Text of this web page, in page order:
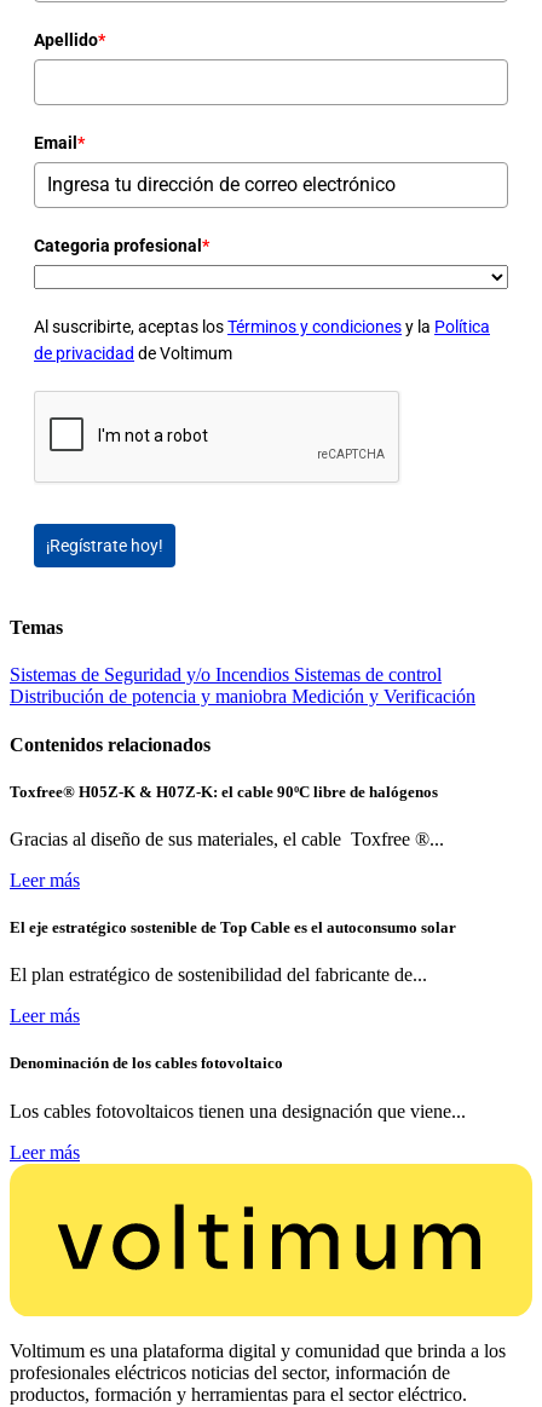
Apellido*
Email *
Categoria profesional *
Al suscribirte, aceptas losTérminos y condicionesy la Política
de privacidad de Voltimum
¡Regístrate hoy!
Temas
Sistemas de Seguridad y/o Incendios Sistemas de control
Distribución de potencia y maniobra Medición y Verificación
Contenidos relacionados
Toxfree® H05Z-K & H07Z-K: el cable 90ºC libre de halógenos
Gracias al diseño de sus materiales, el cable Toxfree ®...
Leer más
El eje estratégico sostenible de Top Cable es el autoconsumo solar
El plan estratégico de sostenibilidad del fabricante de...
Leer más
Denominación de los cables fotovoltaico
Los cables fotovoltaicos tienen una designación que viene...
Leer más
Voltimum es una plataforma digital y comunidad que brinda a los
profesionales eléctricos noticias del sector, información de
productos, formación y herramientas para el sector eléctrico.